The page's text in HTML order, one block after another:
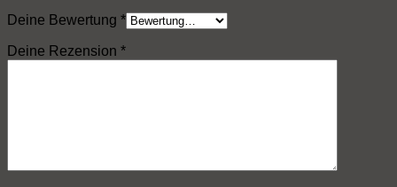
Deine Bewertung *
Deine Rezension *